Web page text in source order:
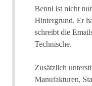
Benni ist nicht
Hintergrund. Er
schreibt die
Technische.
Zusätzlich
Manufakturen,